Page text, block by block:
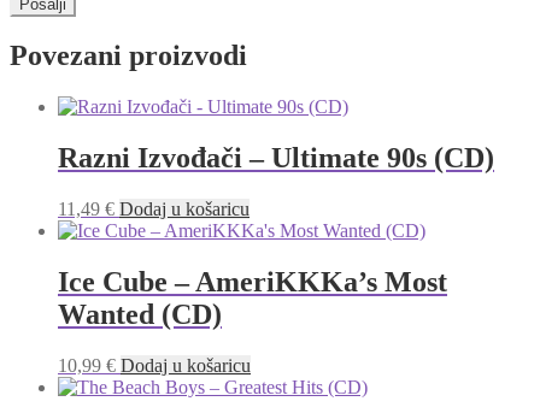
Povezani proizvodi
Razni Izvođači – Ultimate 90s (CD)
11,49 € Dodaj u košaricu
Ice Cube – AmeriKKKa’s Most
Wanted (CD)
10,99 € Dodaj u košaricu